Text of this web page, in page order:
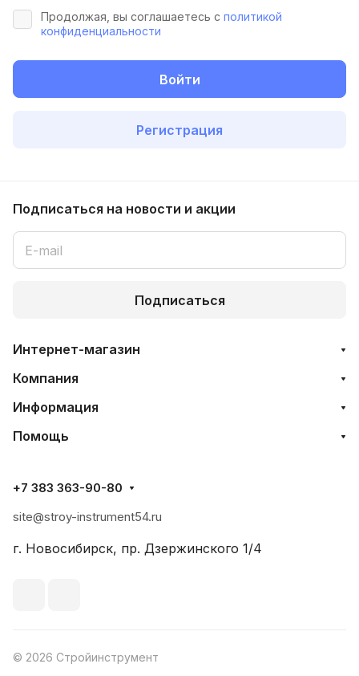
Продолжая, вы соглашаетесь с политикой
конфиденциальности
Войти
Регистрация
Подписаться на новости и акции
Подписаться
Интернет-магазин
Компания
Информация
Помощь
+7 383 363-90-80
site@stroy-instrument54.ru
г. Новосибирск, пр. Дзержинского 1/4
© 2026 Стройинструмент